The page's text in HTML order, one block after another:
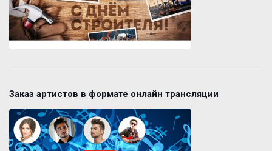
Заказ артистов в формате онлайн трансляции